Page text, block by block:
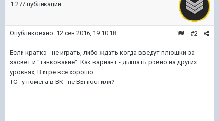
1 277 публикаций
#2
Опубликовано: 12 сен 2016, 19:10:18
Если кратко - не играть, либо ждать когда введут плюшки за
засвет и "танкование". Как вариант - дышать ровно на других
уровнях, В игре все хорошо.
ТС - у номена в ВК - не Вы постили?